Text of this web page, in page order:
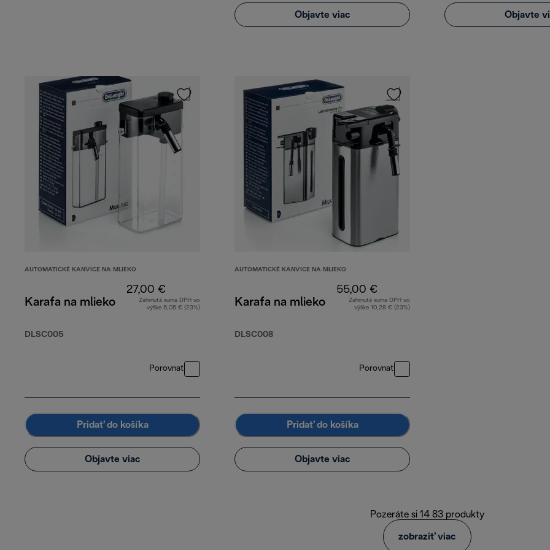
Objavte viac Objavte
AUTOMATICKÉ KANVICE NA MLIEKO
Karafa na mlieko
DLSC005
27,00 €
Zahrnutá suma DPH vo
výške 5,05 € (23%)
Porovnať
Pridať do košíka
Objavte viac
AUTOMATICKÉ KANVICE NA MLIEKO
Karafa na mlieko
DLSC008
55,00 €
Zahrnutá suma DPH vo
výške 10,28 € (23%)
Porovnať
Pridať do košíka
Objavte viac
Pozeráte si 14 83 produkty
zobraziť viac